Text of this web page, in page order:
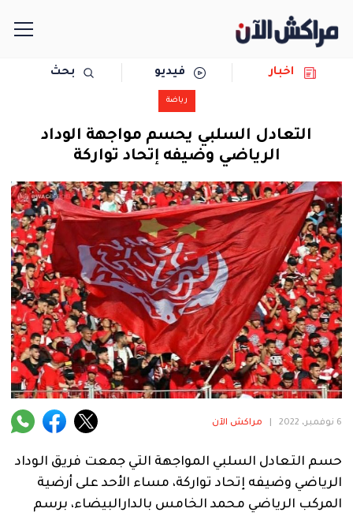
مجتمع
رياضة
حوادث
دولية
المرأة
فنية
منوعة
اخبار فيديو بحث
رياضة
التعادل السلبي يحسم مواجهة الوداد
الرياضي وضيفه إتحاد تواركة
6 نوفمبر، 2022 مراكش الآن
حسم التعادل السلبي المواجهة التي جمعت فريق الوداد
الرياضي وضيفه إتحاد تواركة، مساء الأحد على أرضية
المركب الرياضي محمد الخامس بالدارالبيضاء، برسم